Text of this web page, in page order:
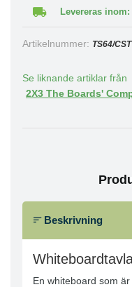
Levereras
Artikelnummer: TS64/CST
Se liknande artiklar från
2X3 The Boards'
Beskrivning
En whiteboard som